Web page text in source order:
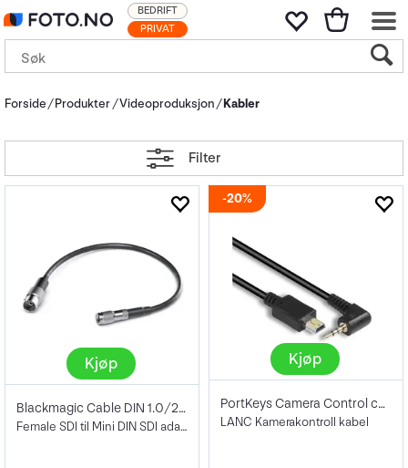
PRIVAT
BEDRIFT
Forside Produkter Videoproduksjon Kabler
Filter
Kjøp
Blackmagic Cable DIN 1.0/2.3 - BNC Hunn
Female SDI til Mini DIN SDI adapter
20%
Kjøp
PortKeys Camera Control cable LANC
LANC Kamerakontroll kabel